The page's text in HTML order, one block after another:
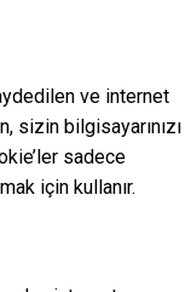
ve internet
bilgisayarınızı
sadece
için kullanır.